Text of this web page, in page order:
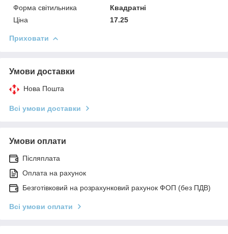
Форма світильника
Квадратні
Ціна
17.25
Приховати
Умови доставки
Нова Пошта
Всі умови доставки
Умови оплати
Післяплата
Оплата на рахунок
Безготівковий на розрахунковий рахунок ФОП (без ПДВ)
Всі умови оплати